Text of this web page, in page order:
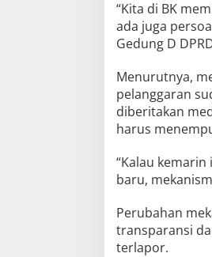
“Kita di BK
ada juga
Gedung D
Menurutnya,
pelanggaran
diberitakan
harus
“Kalau
baru,
Perubahan
transparansi
terlapor.